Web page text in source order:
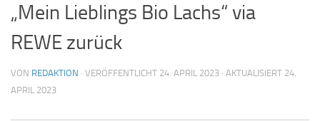
„Mein Lieblings Bio Lachs“ via
REWE zurück
VON REDAKTION · VERÖFFENTLICHT 24. APRIL 2023 · AKTUALISIERT 24.
APRIL 2023